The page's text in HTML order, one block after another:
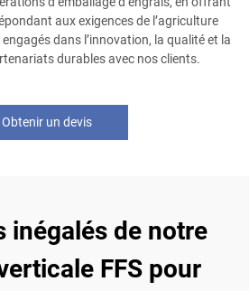
aux exigences de l’agriculture
dans l’innovation, la qualité et la
durables avec nos clients.
Obtenir un devis
inégalés de notre
FFS pour